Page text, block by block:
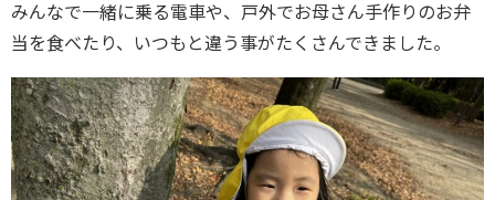
みんなで一緒に乗る電車や、戸外でお母さん手作りのお弁
当を食べたり、いつもと違う事がたくさんできました。